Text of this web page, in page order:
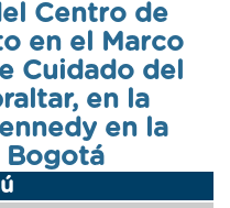
Centro de
en el Marco
Cuidado del
en la
en la
Bogotá